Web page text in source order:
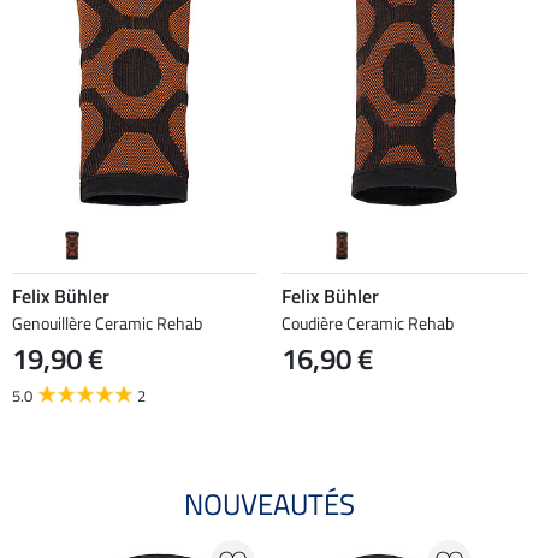
Felix Bühler
Genouillère Ceramic Rehab
19,90 €
5.0 2
Felix Bühler
Coudière Ceramic Rehab
16,90 €
NOUVEAUTÉS